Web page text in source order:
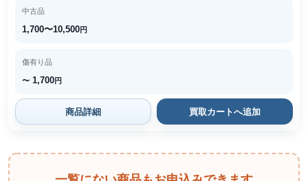
中古品
1,700〜10,500円
傷有り品
〜 1,700円
商品詳細 買取カートへ追加